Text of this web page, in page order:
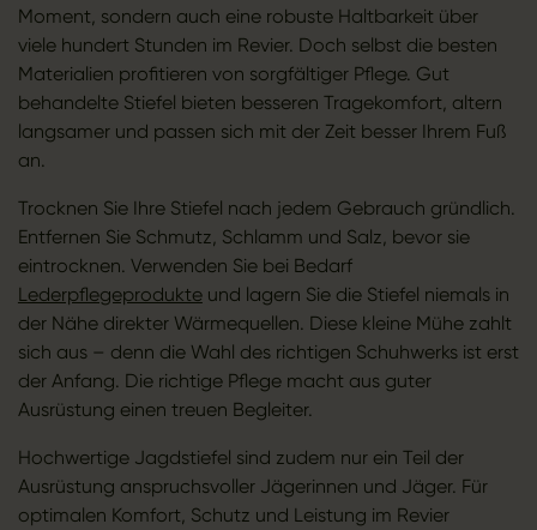
Moment, sondern auch eine robuste Haltbarkeit über
viele hundert Stunden im Revier. Doch selbst die besten
Materialien profitieren von sorgfältiger Pflege. Gut
behandelte Stiefel bieten besseren Tragekomfort, altern
langsamer und passen sich mit der Zeit besser Ihrem Fuß
an.
Trocknen Sie Ihre Stiefel nach jedem Gebrauch gründlich.
Entfernen Sie Schmutz, Schlamm und Salz, bevor sie
eintrocknen. Verwenden Sie bei Bedarf
Lederpflegeprodukteund lagern Sie die Stiefel niemals in
der Nähe direkter Wärmequellen. Diese kleine Mühe zahlt
sich aus – denn die Wahl des richtigen Schuhwerks ist erst
der Anfang. Die richtige Pflege macht aus guter
Ausrüstung einen treuen Begleiter.
Hochwertige Jagdstiefel sind zudem nur ein Teil der
Ausrüstung anspruchsvoller Jägerinnen und Jäger. Für
optimalen Komfort, Schutz und Leistung im Revier